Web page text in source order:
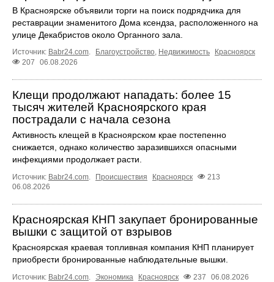
В Красноярске объявили торги на поиск подрядчика для
реставрации знаменитого Дома ксендза, расположенного на
улице Декабристов около Органного зала.
Источник: Babr24.com Благоустройство Недвижимость
Красноярск
207
06.08.2026
Клещи продолжают нападать: более 15
тысяч жителей Красноярского края
пострадали с начала сезона
Активность клещей в Красноярском крае постепенно
снижается, однако количество заразившихся опасными
инфекциями продолжает расти.
Источник: Babr24.com Происшествия Красноярск
213
06.08.2026
Красноярская КНП закупает бронированные
вышки с защитой от взрывов
Красноярская краевая топливная компания КНП планирует
приобрести бронированные наблюдательные вышки.
Источник: Babr24.com. Экономика Красноярск 237 06.08.2026